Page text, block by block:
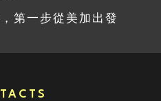
第一步從美加出發